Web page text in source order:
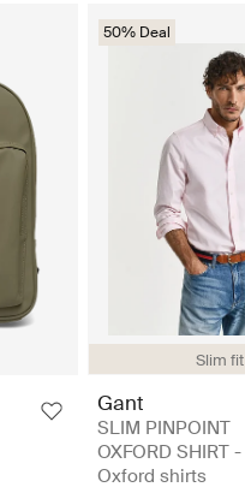
Slim fit
50% Deal
Gant
SLIM PINPOINT
OXFORD SHIRT -
Oxford shirts